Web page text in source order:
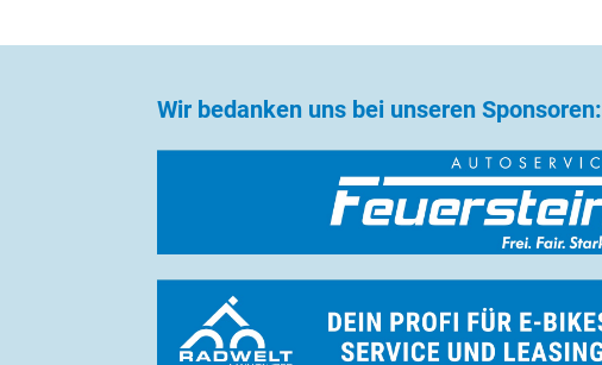
Wir bedanken uns bei unseren Sponsoren: